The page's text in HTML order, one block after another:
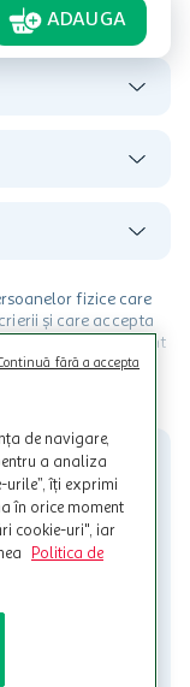
ADAUGA
fizice care
și care accepta
MyCLUB Auchan sunt
se acorda in
perioada promotiei.
de Auchan si
sau pentru alte
si Conditii. Auchan
in perioada in
care sunt efectuate
al Cardului.
de navigare,
a analiza
urile”, îți exprimi
în orice moment
cookie-uri", iar
Politica de
fără a accepta